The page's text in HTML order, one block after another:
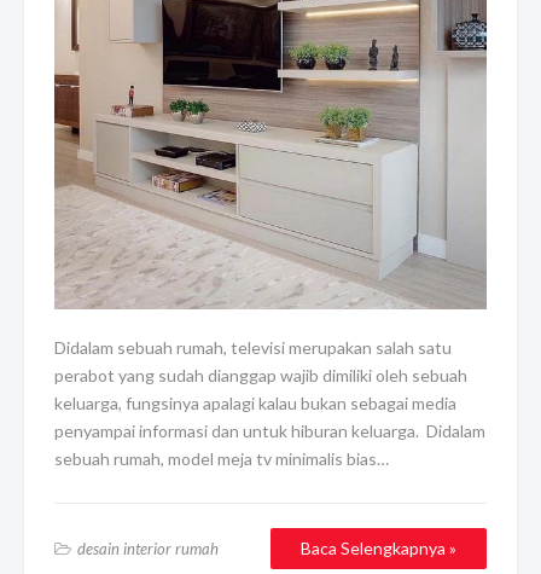
Didalam sebuah rumah, televisi merupakan salah satu
perabot yang sudah dianggap wajib dimiliki oleh sebuah
keluarga, fungsinya apalagi kalau bukan sebagai media
penyampai informasi dan untuk hiburan keluarga. Didalam
sebuah rumah, model meja tv minimalis bias…
desain interior rumah Baca Selengkapnya »